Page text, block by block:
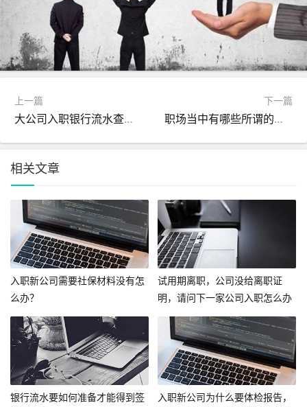
上一篇
大公司入职银行流水查的严吗？准备入职银行流水需要注意什么呢？
下一篇
职场当中有哪些所谓的潜规则？弄不懂是非常吃亏的
相关文章
入职新公司需要社保材料没有怎
么办？
试用期离职，公司没给离职证
明，请问下一家公司入职怎么办
呢？
银行流水要如何准备才能得到签
入职新公司为什么要体检报告，